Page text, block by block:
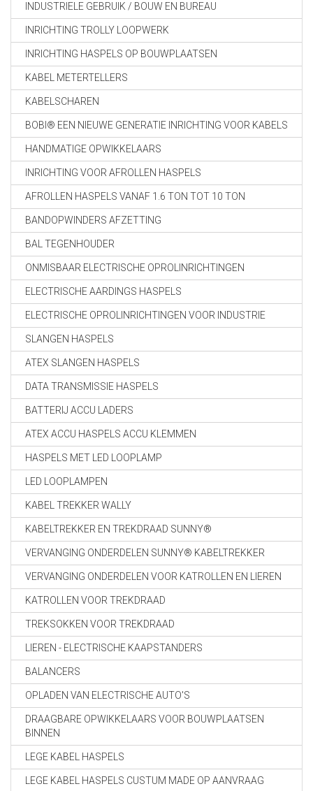
INDUSTRIELE GEBRUIK / BOUW EN BUREAU
INRICHTING TROLLY LOOPWERK
INRICHTING HASPELS OP BOUWPLAATSEN
KABEL METERTELLERS
KABELSCHAREN
BOBI® EEN NIEUWE GENERATIE INRICHTING VOOR KABELS
HANDMATIGE OPWIKKELAARS
INRICHTING VOOR AFROLLEN HASPELS
AFROLLEN HASPELS VANAF 1.6 TON TOT 10 TON
BANDOPWINDERS AFZETTING
BAL TEGENHOUDER
ONMISBAAR ELECTRISCHE OPROLINRICHTINGEN
ELECTRISCHE AARDINGS HASPELS
ELECTRISCHE OPROLINRICHTINGEN VOOR INDUSTRIE
SLANGEN HASPELS
ATEX SLANGEN HASPELS
DATA TRANSMISSIE HASPELS
BATTERIJ ACCU LADERS
ATEX ACCU HASPELS ACCU KLEMMEN
HASPELS MET LED LOOPLAMP
LED LOOPLAMPEN
KABEL TREKKER WALLY
KABELTREKKER EN TREKDRAAD SUNNY®
VERVANGING ONDERDELEN SUNNY® KABELTREKKER
VERVANGING ONDERDELEN VOOR KATROLLEN EN LIEREN
KATROLLEN VOOR TREKDRAAD
TREKSOKKEN VOOR TREKDRAAD
LIEREN - ELECTRISCHE KAAPSTANDERS
BALANCERS
OPLADEN VAN ELECTRISCHE AUTO'S
DRAAGBARE OPWIKKELAARS VOOR BOUWPLAATSEN
BINNEN
LEGE KABEL HASPELS
LEGE KABEL HASPELS CUSTUM MADE OP AANVRAAG